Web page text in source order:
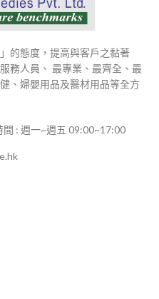
的態度，提高與客戶之黏著
務人員、 最專業、最齊全、最
、婦嬰用品及醫材用品等全方
: 週一~週五 09:00~17:00